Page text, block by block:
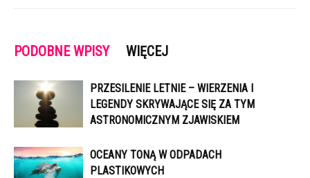
PODOBNE WPISY WIĘCEJ
PRZESILENIE LETNIE – WIERZENIA I
LEGENDY SKRYWAJĄCE SIĘ ZA TYM
ASTRONOMICZNYM ZJAWISKIEM
OCEANY TONĄ W ODPADACH
PLASTIKOWYCH